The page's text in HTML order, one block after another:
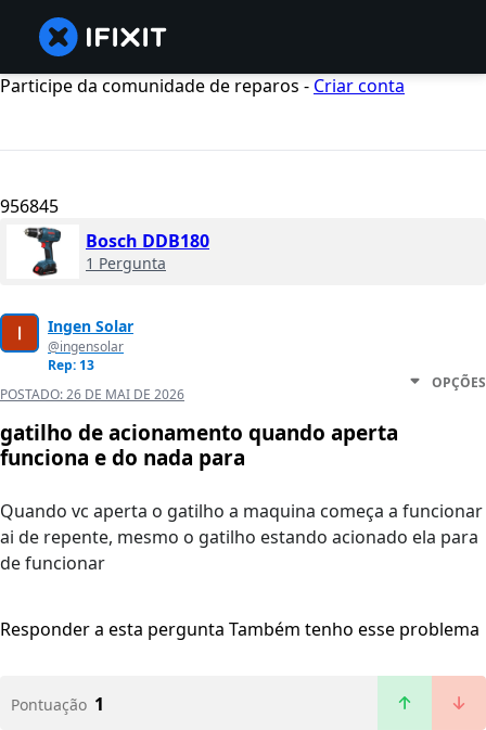
Participe da comunidade de reparos - Criar conta
956845
Bosch DDB180
1 Pergunta
Ingen Solar
@ingensolar
Rep: 13
POSTADO:26 DE MAI DE 2026
OPÇÕES
gatilho de acionamento quando aperta
funciona e do nada para
Quando vc aperta o gatilho a maquina começa a funcionar
ai de repente, mesmo o gatilho estando acionado ela para
de funcionar
Responder a esta pergunta Também tenho esse problema
Pontuação 1